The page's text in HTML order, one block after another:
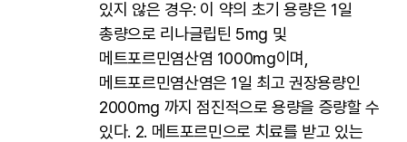
있지 않은 경우: 이 약의 초기 용량은 1일
총량으로 리나글립틴 5mg 및
메트포르민염산염 1000mg이며,
메트포르민염산염은 1일 최고 권장용량인
2000mg 까지 점진적으로 용량을 증량할 수
있다. 2. 메트포르민으로 치료를 받고 있는